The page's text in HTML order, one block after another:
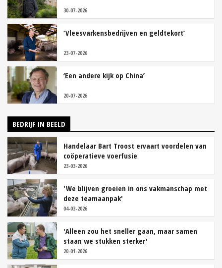
30-07-2026
‘Vleesvarkensbedrijven en geldtekort’
23-07-2026
‘Een andere kijk op China’
20-07-2026
BEDRIJF IN BEELD
Handelaar Bart Troost ervaart voordelen van
coöperatieve voerfusie
23-03-2026
'We blijven groeien in ons vakmanschap met
deze teamaanpak'
04-03-2026
'Alleen zou het sneller gaan, maar samen
staan we stukken sterker'
20-01-2026